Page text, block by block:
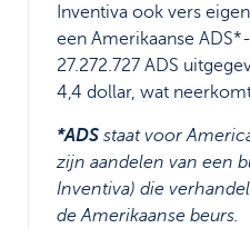
Inventiva ook vers
een Amerikaanse
27.272.727 ADS
4,4 dollar, wat
*ADS staat voor
zijn aandelen van een
Inventiva) die
de Amerikaanse beurs.